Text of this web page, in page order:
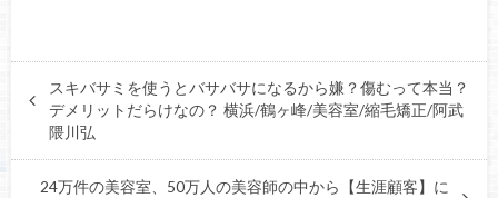
スキバサミを使うとバサバサになるから嫌？傷むって本当？
デメリットだらけなの？ 横浜/鶴ヶ峰/美容室/縮毛矯正/阿武
隈川弘
24万件の美容室、50万人の美容師の中から【生涯顧客】に